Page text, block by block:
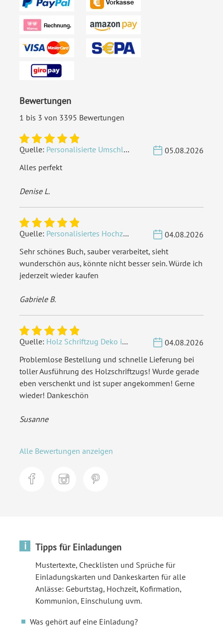
Bewertungen
1 bis 3 von 3395 Bewertungen
Quelle: Personalisierte Umschläge - Vintage - Quadrat 155 x 155 mm
05.08.2026
Alles perfekt
Denise L.
Quelle: Personalisiertes Hochzeit Gästebuch A4 - Herzbaum
04.08.2026
Sehr schönes Buch, sauber verarbeitet, sieht
wunderschön aus, könnte nicht besser sein. Würde ich
jederzeit wieder kaufen
Gabriele B.
Quelle: Holz Schriftzug Deko individuell - Wunschname
04.08.2026
Problemlose Bestellung und schnelle Lieferung bei
toller Ausführung des Holzschriftzugs! Wurde gerade
eben verschenkt und ist super angekommen! Gerne
wieder! Dankeschön
Susanne
Alle Bewertungen anzeigen
i Tipps für Einladungen
Mustertexte, Checklisten und Sprüche für
Einladungskarten und Dankeskarten für alle
Anlässe: Geburtstag, Hochzeit, Kofirmation,
Kommunion, Einschulung uvm.
Was gehört auf eine Einladung?